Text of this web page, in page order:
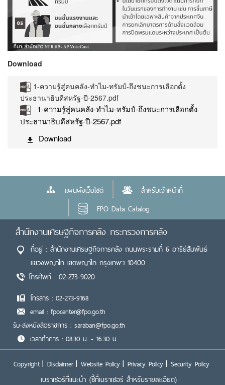
Download
1-ความรู้สู่คนคลัง-ทำไม-ทรัมป์-ถึงชนะการเลือกตั้ง
ประธานาธิบดีสหรัฐ-ปี-2567.pdf
1-ความรู้สู่คนคลัง-ทำไม-ทรัมป์-ถึงชนะการเลือกตั้ง
ประธานาธิบดีสหรัฐ-ปี-2567.pdf
Download
แผนผังเว็บไซต์
สำหรับเจ้าหน้าที่
FPO Data Catalog
สำนักงานเศรษฐกิจการคลัง กระทรวงการคลัง
ที่อยู่ : สำนักงานเศรษฐกิจการคลัง ถนนพระรามที่ 6 อารีย์สัมพันธ์
แขวงพญาไท เขตพญาไท กรุงเทพฯ 10400
โทรศัพท์ : 02-273-9020
โทรสาร : 02-273-9168
email : fpocenter@fpo.go.th
รับ-ส่งหนังสือราชการ : saraban@fpo.go.th
เวลาทำการ : 08.30 น. - 16.30 น.
Copyright Disclaimer Website Policy Privacy Policy Security Policy
เบราเซอร์ที่แนะนำ (ชี้ที่เบราเซอร์ สำหรับรายละเอียด)